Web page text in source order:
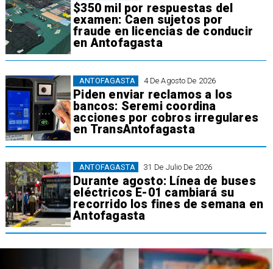
$350 mil por respuestas del
examen: Caen sujetos por
fraude en licencias de conducir
en Antofagasta
4 De Agosto De 2026
Piden enviar reclamos a los
bancos: Seremi coordina
acciones por cobros irregulares
en TransAntofagasta
ANTOFAGASTA
31 De Julio De 2026
Durante agosto: Línea de buses
eléctricos E-01 cambiará su
recorrido los fines de semana en
Antofagasta
ANTOFAGASTA